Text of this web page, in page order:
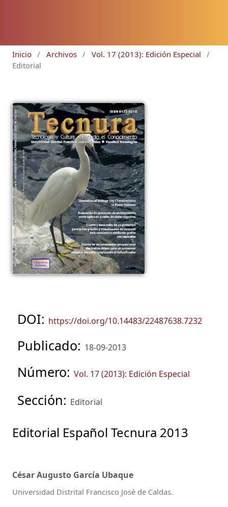
Inicio / Archivos / Vol. 17 (2013): Edición Especial
/
Editorial
DOI: https://doi.org/10.14483/22487638.7232
Publicado: 18-09-2013
Número: Vol. 17 (2013): Edición Especial
Sección: Editorial
Editorial Español Tecnura 2013
César Augusto García Ubaque
Universidad Distrital Francisco José de Caldas.